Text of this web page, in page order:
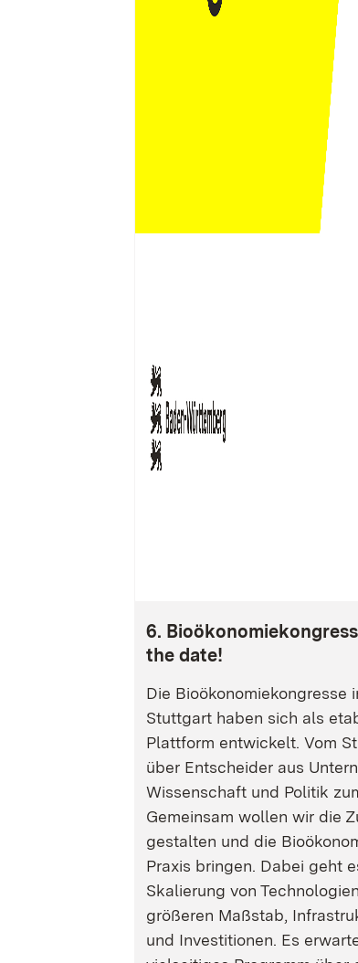
6.
the date!
Die Bioökonomiekongresse
Stuttgart haben sich als
Plattform entwickelt. Vom
über Entscheider aus
Wissenschaft und Politik
Gemeinsam wollen wir die
gestalten und die
Praxis bringen. Dabei geht
Skalierung von
größeren Maßstab,
und Investitionen. Es